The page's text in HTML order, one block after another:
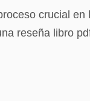
crucial en
reseña libro